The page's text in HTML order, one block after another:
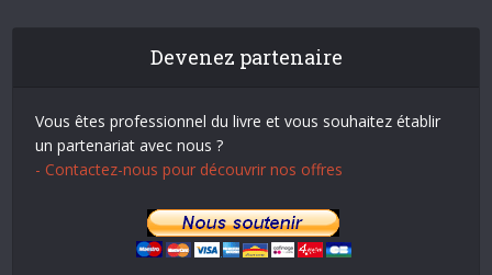
Devenez partenaire
Vous êtes professionnel du livre et vous souhaitez établir
un partenariat avec nous ?
- Contactez-nous pour découvrir nos offres